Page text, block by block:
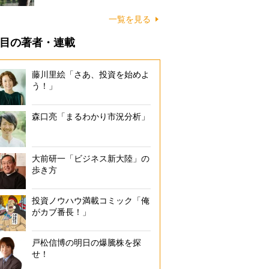
一覧を見る
の著者・連載
藤川里絵「さあ、投資を始めよ
う！」
森口亮「まるわかり市況分析」
大前研一「ビジネス新大陸」の
歩き方
投資ノウハウ満載コミック「俺
がカブ番長！」
戸松信博の明日の爆騰株を探
せ！